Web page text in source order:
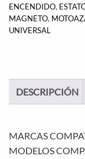
ENCENDIDO,
MAGNETO,
UNIVERSAL
DESCRIPCIÓN
MARCAS
MODELOS